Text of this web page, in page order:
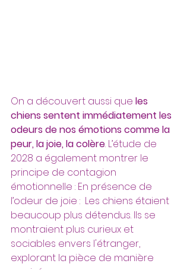
On a découvert aussi que les
chiens sentent immédiatement les
odeurs de nos émotions comme la
peur, la joie, la colère. L’étude de
2028 a également montrer le
principe de contagion
émotionnelle : En présence de
l’odeur de joie :  Les chiens étaient
beaucoup plus détendus. Ils se
montraient plus curieux et
sociables envers l'étranger,
explorant la pièce de manière